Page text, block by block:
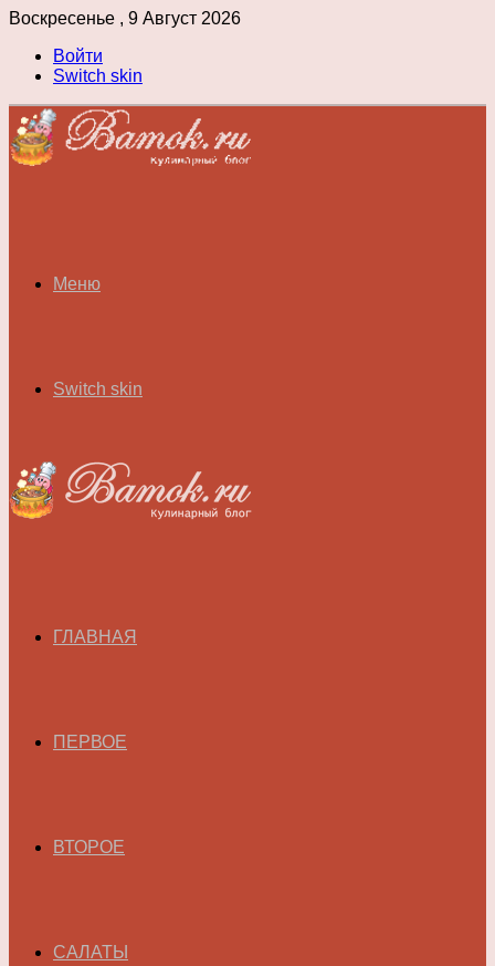
Воскресенье , 9 Август 2026
Войти
Switch skin
Меню
Switch skin
ГЛАВНАЯ
ПЕРВОЕ
ВТОРОЕ
САЛАТЫ